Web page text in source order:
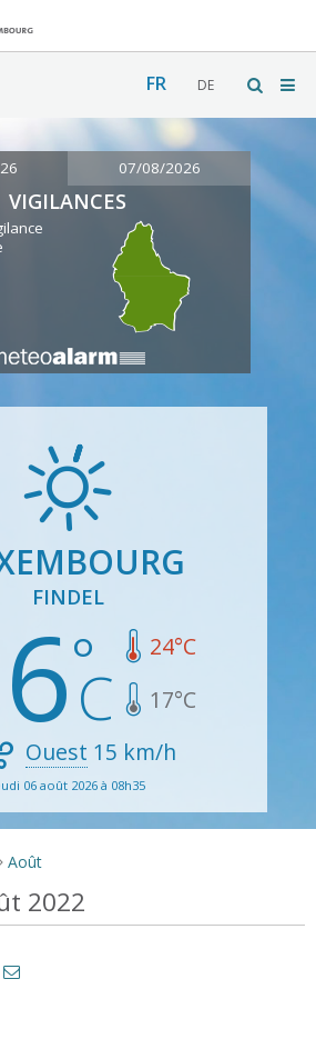
FR DE
07/08/2026
VIGILANCES
FINDEL
24°C
17°C
Ouest 15 km/h
06 août 2026 à 08h35
Août
2022